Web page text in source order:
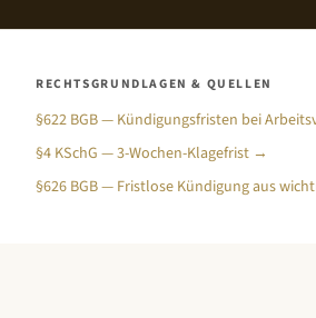
RECHTSGRUNDLAGEN & QUELLEN
§622 BGB — Kündigungsfristen bei
§4 KSchG — 3-Wochen-Klagefrist →
§626 BGB — Fristlose Kündigung aus